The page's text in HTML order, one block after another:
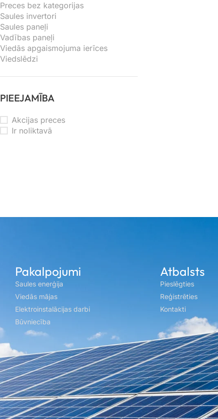
Preces bez kategorijas
Saules invertori
Saules paneļi
Vadības paneļi
Viedās apgaismojuma ierīces
Viedslēdzi
PIEEJAMĪBA
Akcijas preces
Ir noliktavā
Pakalpojumi
Saules enerģija
Viedās mājas
Elektroinstalācijas darbi
Būvniecība
Atbalsts
Pieslēgties
Reģistrēties
Kontakti